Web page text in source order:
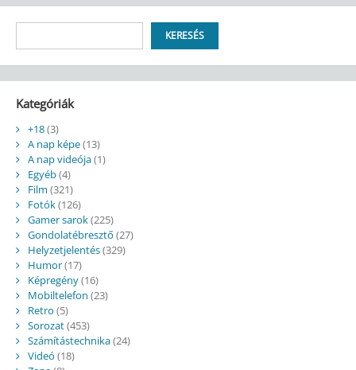
KERESÉS
Kategóriák
+18(3)
A nap képe(13)
A nap videója(1)
Egyéb(4)
Film (321)
Fotók(126)
Gamer sarok(225)
Gondolatébresztő (27)
Helyzetjelentés(329)
Humor(17)
Képregény(16)
Mobiltelefon (23)
Retro (5)
Sorozat(453)
Számítástechnika(24)
Videó (18)